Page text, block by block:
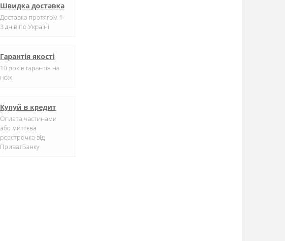
Швидка доставка
Доставка протягом 1-
3 днів по Україні
Гарантія якості
10 років гарантія на
ножі
Купуй в кредит
Оплата частинами
або миттєва
розстрочка від
ПриватБанку